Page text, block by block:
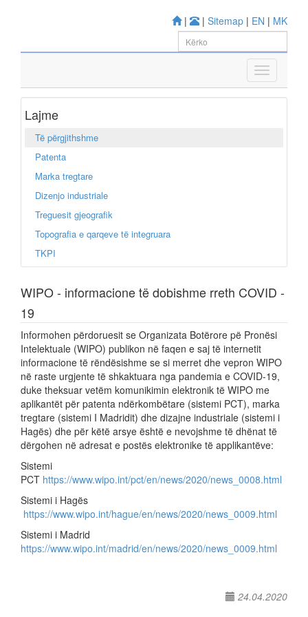
| | Sitemap | EN | MK
Lajme
Të përgjithshme
Patenta
Marka tregtare
Dizenjo industriale
Treguesit gjeografik
Topografia e qarqeve të integruara
TKPI
WIPO - informacione të dobishme rreth COVID -
19
Informohen përdoruesit se Organizata Botërore pë Pronësi
Intelektuale (WIPO) publikon në faqen e saj të internetit
informacione të rëndësishme se si merret dhe vepron WIPO
në raste urgjente të shkaktuara nga pandemia e COVID-19,
duke theksuar vetëm komunikimin elektronik të WIPO me
aplikantët për patenta ndërkombëtare (sistemi PCT), marka
tregtare (sistemi I Madridit) dhe dizajne industriale (sistemi i
Hagës) dhe për këtë arsye është e nevojshme të dhënat të
dërgohen në adresat e postës elektronike të applikantëve:
Sistemi
PCT https://www.wipo.int/pct/en/news/2020/news_0008.html
Sistemi i Hagës
https://www.wipo.int/hague/en/news/2020/news_0009.html
Sistemi i Madrid
https://www.wipo.int/madrid/en/news/2020/news_0009.html
24.04.2020